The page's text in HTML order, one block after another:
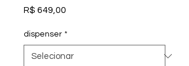
R$ 649,00
dispenser *